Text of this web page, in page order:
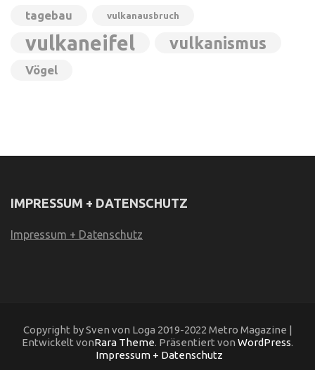
tagebau vulkanausbruch
vulkaneifel vulkanismus
Vögel
IMPRESSUM + DATENSCHUTZ
Impressum + Datenschutz
Copyright by Sven von Loga 2019-2022 Metro Magazine |
Entwickelt vonRara Theme. Präsentiert von WordPress.
Impressum + Datenschutz